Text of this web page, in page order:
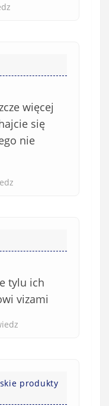
więcej
się
nie
tylu ich
vizami
produkty